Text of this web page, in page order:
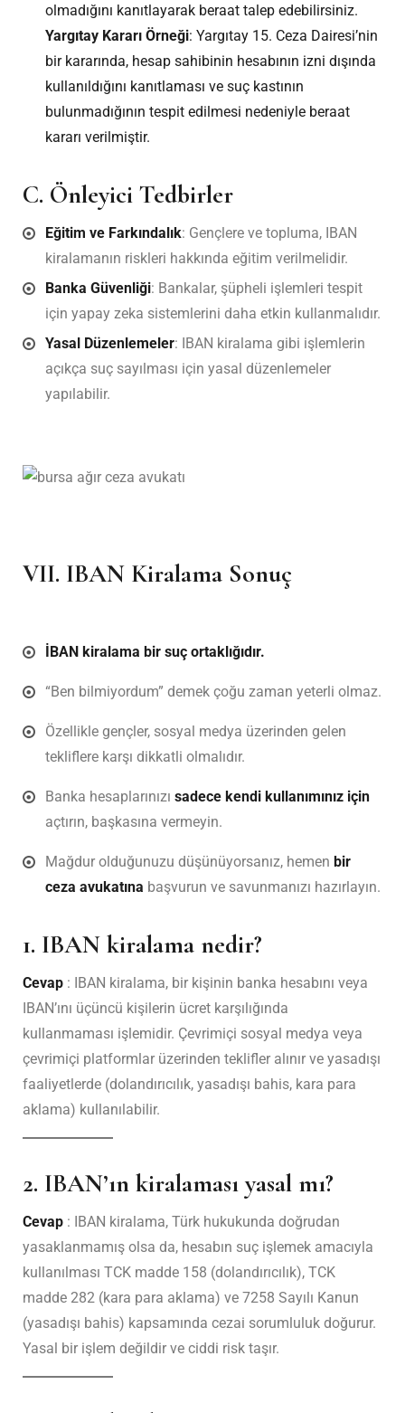
olmadığını kanıtlayarak beraat talep edebilirsiniz.
Yargıtay Kararı Örneği: Yargıtay 15. Ceza Dairesi’nin
bir kararında, hesap sahibinin hesabının izni dışında
kullanıldığını kanıtlaması ve suç kastının
bulunmadığının tespit edilmesi nedeniyle beraat
kararı verilmiştir.
C. Önleyici Tedbirler
Eğitim ve Farkındalık: Gençlere ve topluma, IBAN
kiralamanın riskleri hakkında eğitim verilmelidir.
Banka Güvenliği: Bankalar, şüpheli işlemleri tespit
için yapay zeka sistemlerini daha etkin kullanmalıdır.
Yasal Düzenlemeler: IBAN kiralama gibi işlemlerin
açıkça suç sayılması için yasal düzenlemeler
yapılabilir.
VII. IBAN Kiralama Sonuç
İBAN kiralama bir suç ortaklığıdır.
“Ben bilmiyordum” demek çoğu zaman yeterli olmaz.
Özellikle gençler, sosyal medya üzerinden gelen
tekliflere karşı dikkatli olmalıdır.
Banka hesaplarınızı sadece kendi kullanımınız için
açtırın, başkasına vermeyin.
Mağdur olduğunuzu düşünüyorsanız, hemen bir
ceza avukatına başvurun ve savunmanızı hazırlayın.
1. IBAN kiralama nedir?
Cevap : IBAN kiralama, bir kişinin banka hesabını veya
IBAN’ını üçüncü kişilerin ücret karşılığında
kullanmaması işlemidir. Çevrimiçi sosyal medya veya
çevrimiçi platformlar üzerinden teklifler alınır ve yasadışı
faaliyetlerde (dolandırıcılık, yasadışı bahis, kara para
aklama) kullanılabilir.
2. IBAN’ın kiralaması yasal mı?
Cevap : IBAN kiralama, Türk hukukunda doğrudan
yasaklanmamış olsa da, hesabın suç işlemek amacıyla
kullanılması TCK madde 158 (dolandırıcılık), TCK
madde 282 (kara para aklama) ve 7258 Sayılı Kanun
(yasadışı bahis) kapsamında cezai sorumluluk doğurur.
Yasal bir işlem değildir ve ciddi risk taşır.